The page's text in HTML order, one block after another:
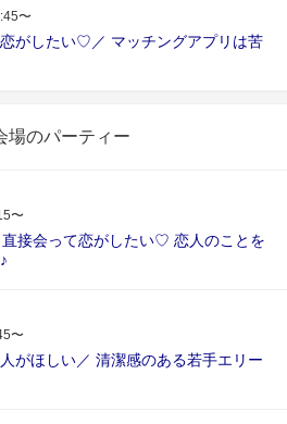
〜
がしたい♡／ マッチングアプリは苦
場のパーティー
〜
直接会って恋がしたい♡ 恋人のことを
〜
がほしい／ 清潔感のある若手エリー